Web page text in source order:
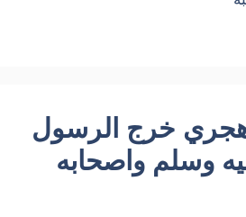
خرج الرسول
وسلم واصحابه